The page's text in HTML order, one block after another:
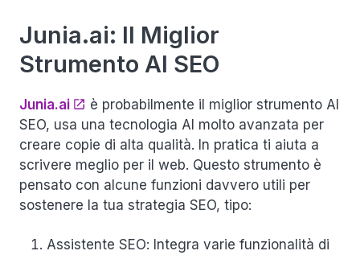
Junia.ai: Il Miglior
Strumento AI SEO
Junia.ai
è probabilmente il miglior strumento AI
SEO, usa una tecnologia AI molto avanzata per
creare copie di alta qualità. In pratica ti aiuta a
scrivere meglio per il web. Questo strumento è
pensato con alcune funzioni davvero utili per
sostenere la tua strategia SEO, tipo:
Assistente SEO: Integra varie funzionalità di